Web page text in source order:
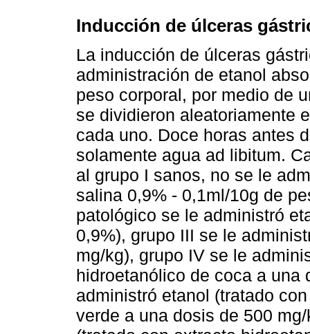
Inducción de úlceras
La inducción de úlceras
administración de etanol
peso corporal, por medio de
se dividieron aleatoriamente
cada uno. Doce horas antes
solamente agua ad libitum.
al grupo I sanos, no se le
salina 0,9% - 0,1ml/10g de
patológico se le administró
0,9%), grupo III se le
mg/kg), grupo IV se le
hidroetanólico de coca a una
administró etanol (tratado
verde a una dosis de 500